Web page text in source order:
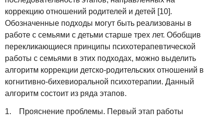
коррекцию отношений родителей и детей [10].
Обозначенные подходы могут быть реализованы в
работе с семьями с детьми старше трех лет. Обобщив
перекликающиеся принципы психотерапевтической
работы с семьями в этих подходах, можно выделить
алгоритм коррекции детско-родительских отношений в
когнитивно-бихевиоральной психотерапии. Данный
алгоритм состоит из ряда этапов.
1. Прояснение проблемы. Первый этап работы